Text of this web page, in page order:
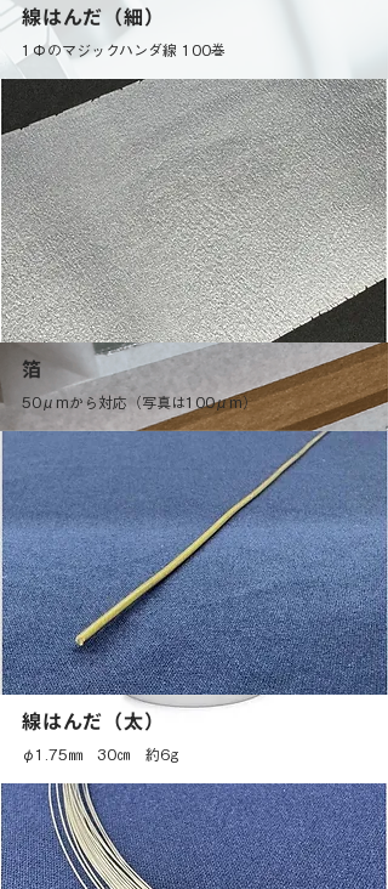
線はんだ（細）
1Φのマジックハンダ線 100巻
箔
50μmから対応（写真は100μm）
線はんだ（太）
φ1.75㎜ 30㎝ 約6g